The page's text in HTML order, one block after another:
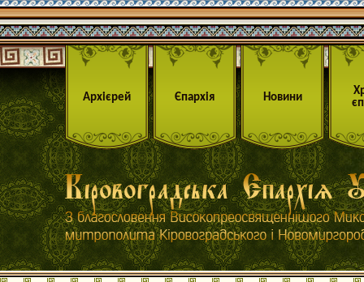
Архієрей Єпархія Новини